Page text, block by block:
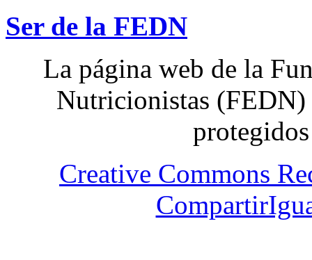
Ser de la FEDN
La página web de la
Nutricionistas (FEDN)
Creative Commons